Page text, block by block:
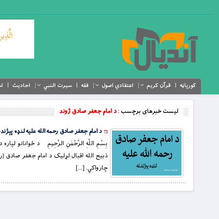
کورپاڼه قرآن کریم اعتقادي اصول فقه سیرت النبي احادیث
لیست خبرهای برچسب :د امام جعفر صادق ژوند
د امام جعفر صادق رحمه الله علیه لنډه
بِسْمِ اللَّهِ الرَّحْمَنِ الرَّحِيمِ د ځوانانو
چارواکي. […]